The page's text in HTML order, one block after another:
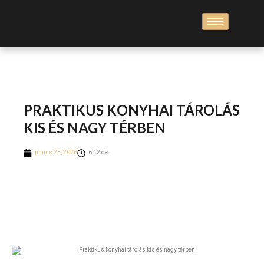
PRAKTIKUS KONYHAI TÁROLÁS
KIS ÉS NAGY TÉRBEN
június 23, 2026 6:12 de.